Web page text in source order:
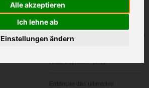
Alle akzeptieren
Ich lehne ab
Einstellungen ändern
In den
Artikelnummer: 1001
Entdecke das ultimative